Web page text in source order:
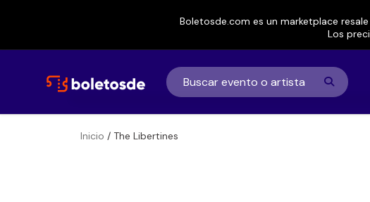
Boletosde.com es un marketplace
Los
Inicio / The Libertines